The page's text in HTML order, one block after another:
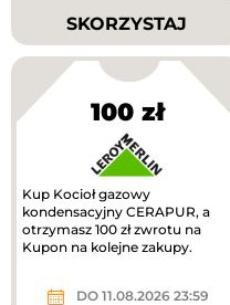
SKORZYSTAJ
100 zł
Kup Kocioł gazowy
kondensacyjny CERAPUR, a
otrzymasz 100 zł zwrotu na
Kupon na kolejne zakupy.
DO 11.08.2026 23:59